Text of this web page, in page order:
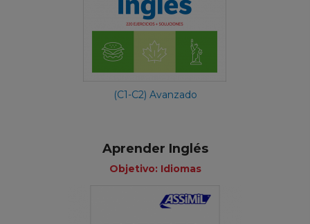
(C1-C2) Avanzado
Aprender Inglés
Objetivo: Idiomas